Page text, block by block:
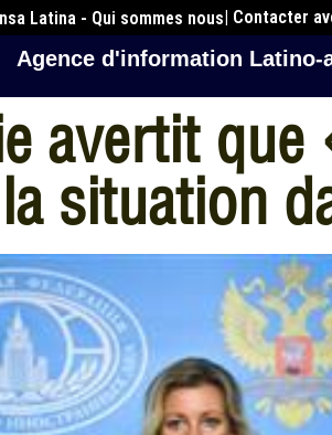
Latina - Qui sommes nous| Contacter
Agence d'information Latino-
avertit
situation